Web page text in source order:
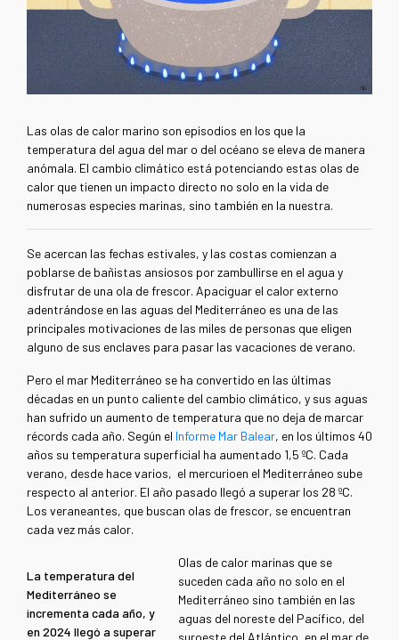
Las olas de calor marino son episodios en los que la
temperatura del agua del mar o del océano se eleva de manera
anómala. El cambio climático está potenciando estas olas de
calor que tienen un impacto directo no solo en la vida de
numerosas especies marinas, sino también en la nuestra.
Se acercan las fechas estivales, y las costas comienzan a
poblarse de bañistas ansiosos por zambullirse en el agua y
disfrutar de una ola de frescor. Apaciguar el calor externo
adentrándose en las aguas del Mediterráneo es una de las
principales motivaciones de las miles de personas que eligen
alguno de sus enclaves para pasar las vacaciones de verano.
Pero el mar Mediterráneo se ha convertido en las últimas
décadas en un punto caliente del cambio climático, y sus aguas
han sufrido un aumento de temperatura que no deja de marcar
récords cada año. Según el Informe Mar Balear, en los últimos 40
años su temperatura superficial ha aumentado 1,5 ºC. Cada
verano, desde hace varios, el mercurioen el Mediterráneo sube
respecto al anterior. El año pasado llegó a superar los 28 ºC.
Los veraneantes, que buscan olas de frescor, se encuentran
cada vez más calor.
La temperatura del
Mediterráneo se
incrementa cada año, y
en 2024 llegó a superar
Olas de calor marinas que se
suceden cada año no solo en el
Mediterráneo sino también en las
aguas del noreste del Pacífico, del